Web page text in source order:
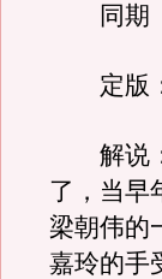
同期《
定版：
解说：
了，当早
梁朝伟的
嘉玲的手